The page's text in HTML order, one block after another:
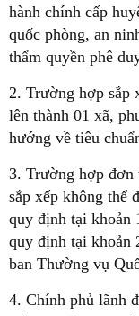
hành chính cấp
quốc phòng, an
thẩm quyền phê
2. Trường hợp sắp
lên thành 01 xã,
hướng về tiêu
3. Trường hợp đơn
sắp xếp không thể
quy định tại khoản
quy định tại khoản
ban Thường vụ
4. Chính phủ lãnh